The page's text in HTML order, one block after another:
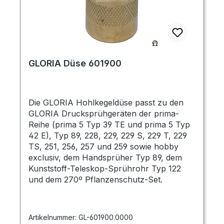
GLORIA Düse 601900
Die GLORIA Hohlkegeldüse passt zu den
GLORIA Drucksprühgeräten der prima-
Reihe (prima 5 Typ 39 TE und prima 5 Typ
42 E), Typ 89, 228, 229, 229 S, 229 T, 229
TS, 251, 256, 257 und 259 sowie hobby
exclusiv, dem Handsprüher Typ 89, dem
Kunststoff-Teleskop-Sprührohr Typ 122
und dem 270º Pflanzenschutz-Set.
Artikelnummer: GL-601900.0000